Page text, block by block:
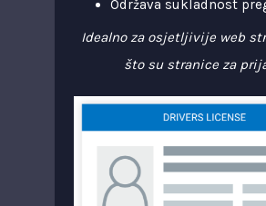
Održava sukladnost
Idealno za osjetljivije web
što su stranice za